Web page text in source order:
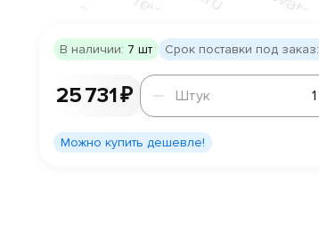
В наличии: 7 шт Срок поставки под заказ:
25 731 ₽
Штук
Штук
Можно купить дешевле!